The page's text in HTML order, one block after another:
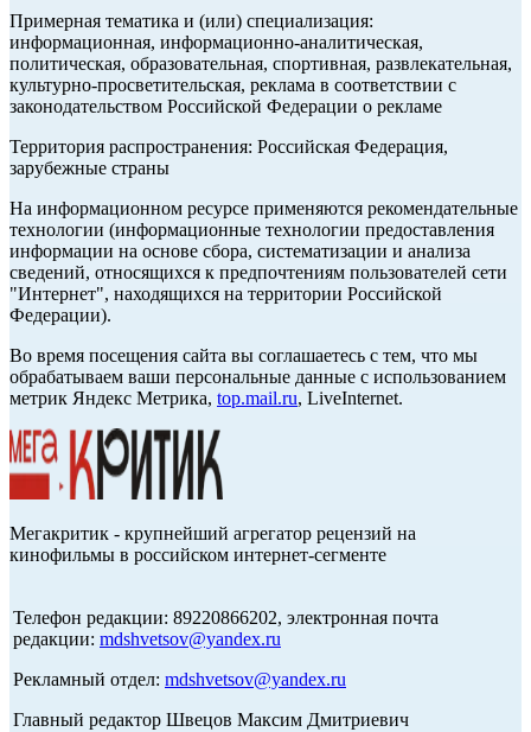
Примерная тематика и (или) специализация:
информационная, информационно-аналитическая,
политическая, образовательная, спортивная, развлекательная,
культурно-просветительская, реклама в соответствии с
законодательством Российской Федерации о рекламе
Территория распространения: Российская Федерация,
зарубежные страны
На информационном ресурсе применяются рекомендательные
технологии (информационные технологии предоставления
информации на основе сбора, систематизации и анализа
сведений, относящихся к предпочтениям пользователей сети
"Интернет", находящихся на территории Российской
Федерации).
Во время посещения сайта вы соглашаетесь с тем, что мы
обрабатываем ваши персональные данные с использованием
метрик Яндекс Метрика, top.mail.ru, LiveInternet.
Мегакритик - крупнейший агрегатор рецензий на
кинофильмы в российском интернет-сегменте
Телефон редакции: 89220866202, электронная почта
редакции: mdshvetsov@yandex.ru
Рекламный отдел: mdshvetsov@yandex.ru
Главный редактор Швецов Максим Дмитриевич